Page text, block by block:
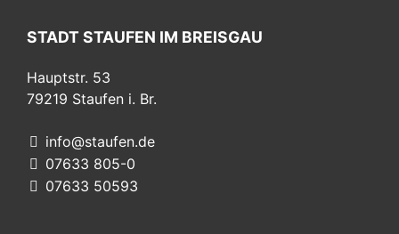
STADT STAUFEN IM BREISGAU
Hauptstr. 53
79219 Staufen i. Br.
info@staufen.de
07633 805-0
07633 50593